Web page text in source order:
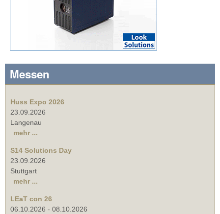
Messen
Huss Expo 2026
23.09.2026
Langenau
mehr ...
S14 Solutions Day
23.09.2026
Stuttgart
mehr ...
LEaT con 26
06.10.2026 - 08.10.2026